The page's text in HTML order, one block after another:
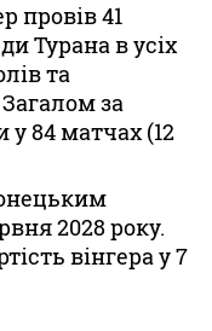
провів 41
Турана в усіх
та
за
у 84 матчах (12
2028 року.
вінгера у 7